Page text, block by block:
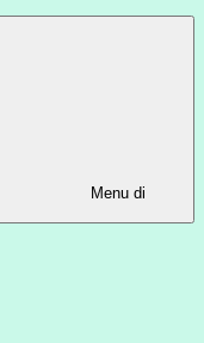
Menu di